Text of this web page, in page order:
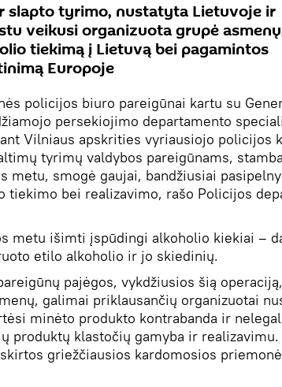
slapto tyrimo, nustatyta Lietuvoje ir
veikusi organizuota grupė
tiekimą į Lietuvą bei pagamintos
Europoje
policijos biuro pareigūnai kartu su
persekiojimo departamento
Vilniaus apskrities vyriausiojo policijos
tyrimų valdybos pareigūnams,
metu, smogė gaujai, bandžiusiai
tiekimo bei realizavimo, rašo Policijos
metu išimti įspūdingi alkoholio kiekiai –
etilo alkoholio ir jo skiedinių.
pajėgos, vykdžiusios šią
galimai priklausančių organizuotai
minėto produkto kontrabanda ir
produktų klastočių gamyba ir realizavimu.
griežčiausios kardomosios